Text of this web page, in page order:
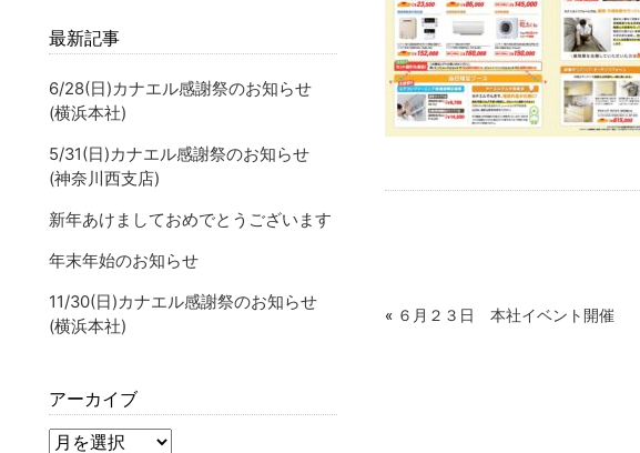
最新記事
6/28(日)カナエル感謝祭のお知らせ
(横浜本社)
5/31(日)カナエル感謝祭のお知らせ
(神奈川西支店)
新年あけましておめでとうございます
年末年始のお知らせ
11/30(日)カナエル感謝祭のお知らせ
(横浜本社)
アーカイブ
« ６月２３日 本社イベント開催